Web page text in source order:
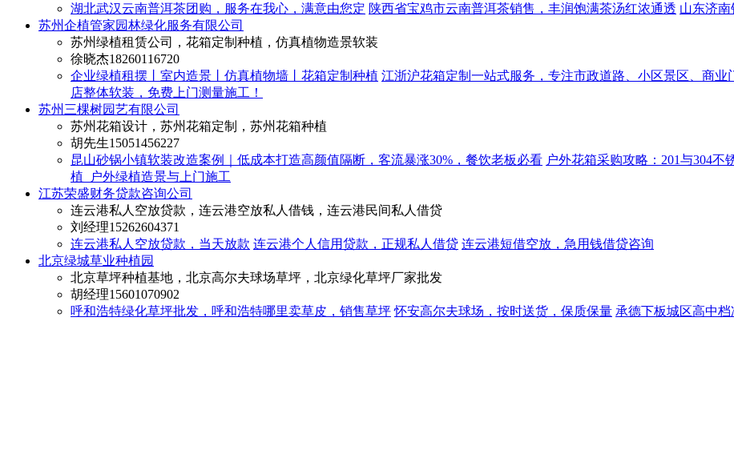
湖北武汉云南普洱茶团购，服务在我心，满意由您定 陕西省宝鸡市云南普洱茶销售，丰润饱满茶汤红浓通透 山东济
苏州企植管家园林绿化服务有限公司
苏州绿植租赁公司，花箱定制种植，仿真植物造景软装
徐晓杰18260116720
企业绿植租摆丨室内造景丨仿真植物墙丨花箱定制种植 江浙沪花箱定制一站式服务，专注市政道路、小区景区、商业
店整体软装，免费上门测量施工！
苏州三棵树园艺有限公司
苏州花箱设计，苏州花箱定制，苏州花箱种植
胡先生15051456227
昆山砂锅小镇软装改造案例｜低成本打造高颜值隔断，客流暴涨30%，餐饮老板必看 户外花箱采购攻略：201与304
植_户外绿植造景与上门施工
江苏荣盛财务贷款咨询公司
连云港私人空放贷款，连云港空放私人借钱，连云港民间私人借贷
刘经理15262604371
连云港私人空放贷款，当天放款 连云港个人信用贷款，正规私人借贷 连云港短借空放，急用钱借贷咨询
北京绿城草业种植园
北京草坪种植基地，北京高尔夫球场草坪，北京绿化草坪厂家批发
胡经理15601070902
‌呼和浩特绿化草坪批发，呼和浩特哪里卖草皮，销售草坪 怀安高尔夫球场，按时送货，保质保量 承德下板城区高中